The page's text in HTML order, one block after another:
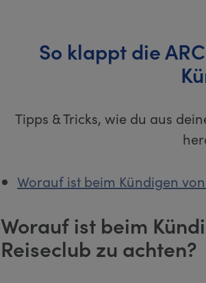
So klappt die
Tipps & Tricks, wie du aus
Worauf ist beim Kündigen
Worauf ist beim
Reiseclub zu achten?